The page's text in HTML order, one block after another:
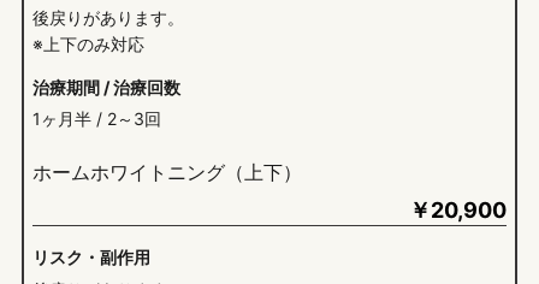
後戻りがあります。
※上下のみ対応
治療期間 / 治療回数
1ヶ月半 / 2～3回
ホームホワイトニング（上下）
￥20,900
リスク・副作用